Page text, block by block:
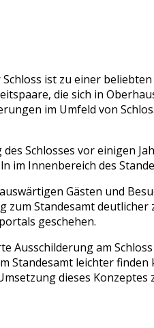
ist zu einer
die sich in
im Umfeld von
des Schlosses vor einigen
im Innenbereich des
Gästen und
zum Standesamt
geschehen.
Ausschilderung am
Standesamt leichter
dieses Konzeptes